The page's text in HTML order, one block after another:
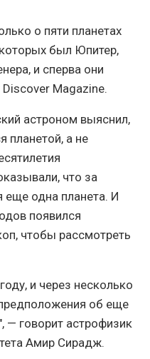
о пяти планетах
был Юпитер,
и сперва они
Magazine.
астроном выяснил,
планетой, а не
что за
одна планета. И
появился
чтобы рассмотреть
и через несколько
об еще
— говорит астрофизик
Амир Сирадж.